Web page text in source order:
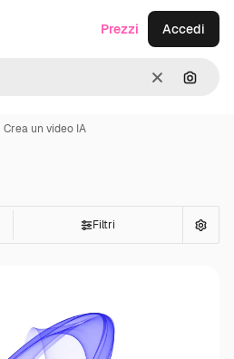
CancellaCerca
Prezzi Accedi
Crea un video IA
Filtri